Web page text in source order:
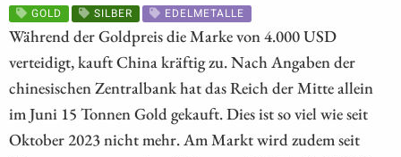
GOLD SILBER EDELMETALLE
Während der Goldpreis die Marke von 4.000 USD
verteidigt, kauft China kräftig zu. Nach Angaben der
chinesischen Zentralbank hat das Reich der Mitte allein
im Juni 15 Tonnen Gold gekauft. Dies ist so viel wie seit
Oktober 2023 nicht mehr. Am Markt wird zudem seit